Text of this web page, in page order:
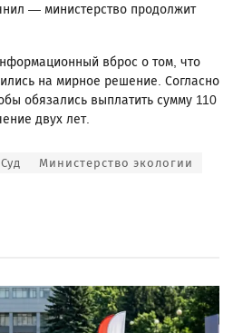
— министерство продолжит
вброс о том, что
на мирное решение. Согласно
обязались выплатить сумму 110
двух лет.
Суд
Министерство экологии